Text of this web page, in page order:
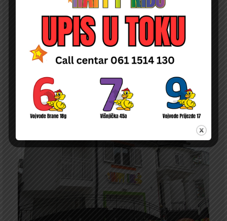
ODLUKA O PRAVU NA NAKNADU DELA TROŠKOVA BORAVKA DECE U
PU ČIJI JE OSNIVAČ DURGO PRAVNO ILI FIZIČKO LICE NA TERITORIJI
GRADA BEOGRADA